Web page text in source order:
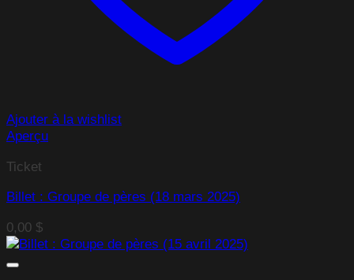
Ajouter à la wishlist
Aperçu
Ticket
Billet : Groupe de pères (18 mars 2025)
0,00 $